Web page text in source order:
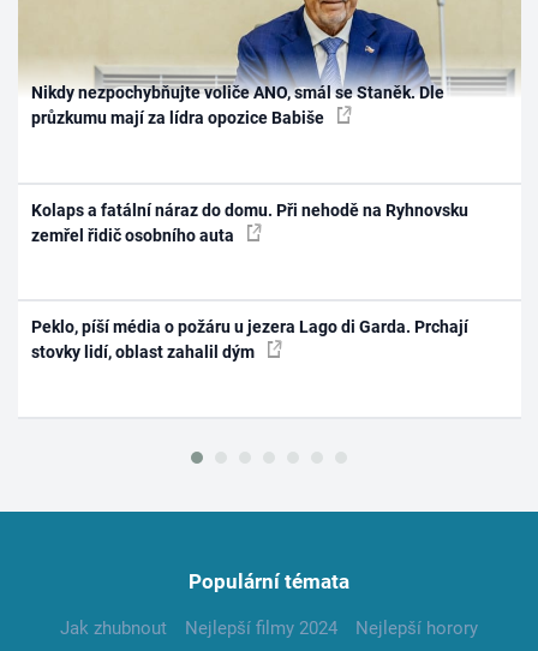
Nikdy nezpochybňujte voliče ANO, smál se Staněk. Dle
průzkumu mají za lídra opozice Babiše
Kolaps a fatální náraz do domu. Při nehodě na Ryhnovsku
zemřel řidič osobního auta
Peklo, píší média o požáru u jezera Lago di Garda. Prchají
stovky lidí, oblast zahalil dým
Populární témata
Jak zhubnout Nejlepší filmy 2024
Nejlepší horory